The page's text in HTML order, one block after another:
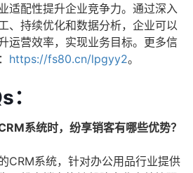
适配性提升企业竞争力。通过深入
、持续优化和数据分析，企业可以
运营效率，实现业务目标。更多信
https://fs80.cn/lpgyy2。
系统时，纷享销客有哪些优势？
CRM系统，针对办公用品行业提供